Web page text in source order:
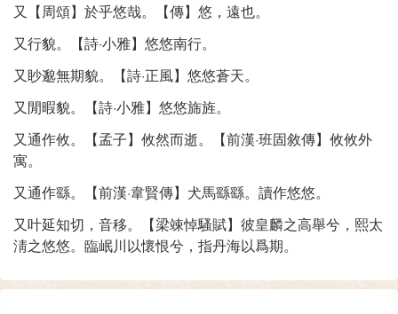
又【周頌】於乎悠哉。【傳】悠，遠也。
又行貌。【詩·小雅】悠悠南行。
又眇邈無期貌。【詩·正風】悠悠蒼天。
又閒暇貌。【詩·小雅】悠悠旆旌。
又通作攸。【孟子】攸然而逝。【前漢·班固敘傳】攸攸外
寓。
又通作繇。【前漢·韋賢傳】犬馬繇繇。讀作悠悠。
又叶延知切，音移。【梁竦悼騷賦】彼皇麟之高舉兮，熙太
淸之悠悠。臨岷川以懷恨兮，指丹海以爲期。